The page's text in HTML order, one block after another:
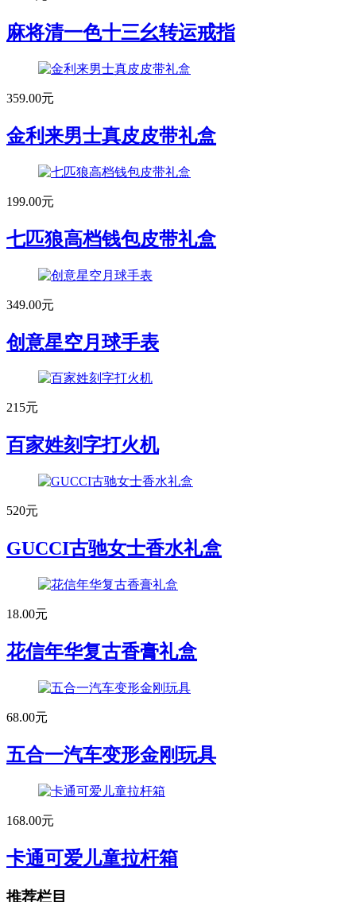
麻将清一色十三幺转运戒指
359.00元
金利来男士真皮皮带礼盒
199.00元
七匹狼高档钱包皮带礼盒
349.00元
创意星空月球手表
215元
百家姓刻字打火机
520元
GUCCI古驰女士香水礼盒
18.00元
花信年华复古香膏礼盒
68.00元
五合一汽车变形金刚玩具
168.00元
卡通可爱儿童拉杆箱
推荐栏目